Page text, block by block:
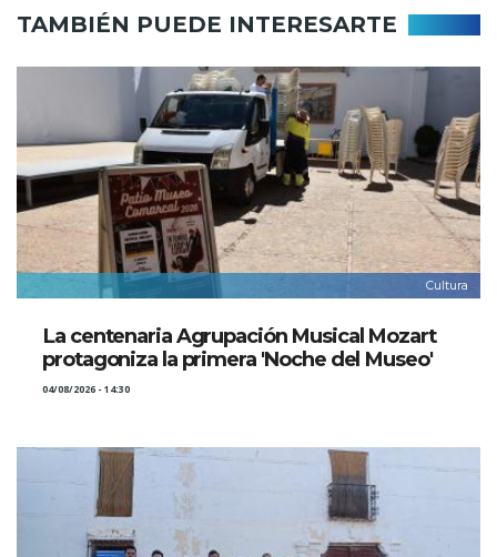
TAMBIÉN PUEDE INTERESARTE
Cultura
La centenaria Agrupación Musical Mozart
protagoniza la primera 'Noche del Museo'
04/08/2026 - 14:30